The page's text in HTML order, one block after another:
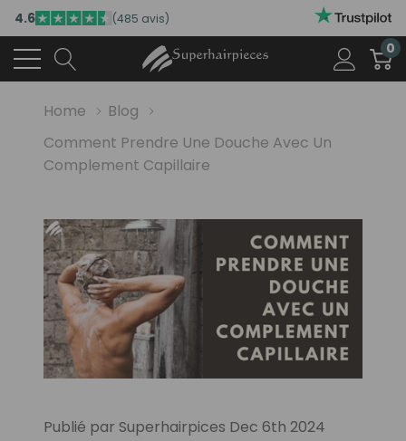
4.6 (485 avis)
0
Home
Blog
Comment Prendre Une Douche Avec Un
Complement Capillaire
Publié par Superhairpices Dec 6th 2024